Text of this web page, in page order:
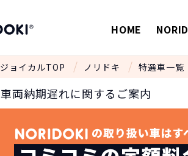
HOME
ジョイカルTOP ノリドキ 特選車一覧
車両納期遅れに関するご案内